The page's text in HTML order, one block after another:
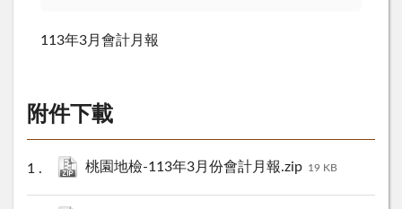
113年3月會計月報
附件下載
桃園地檢-113年3月份會計月報.zip 19 KB